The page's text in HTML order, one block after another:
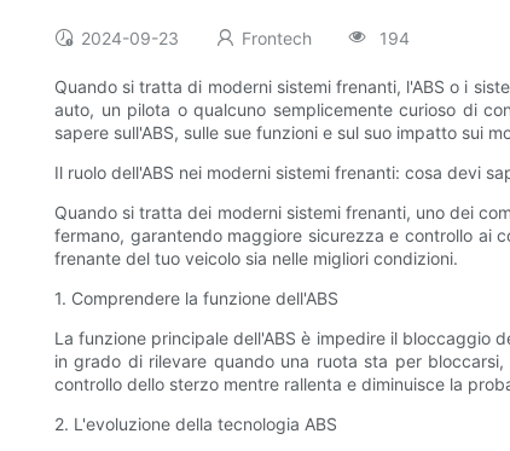
2024-09-23 Frontech 194
Quando si tratta di moderni sistemi frenanti, l'ABS o i
auto, un pilota o qualcuno semplicemente curioso di
sapere sull'ABS, sulle sue funzioni e sul suo impatto sui
Il ruolo dell'ABS nei moderni sistemi frenanti: cosa devi
Quando si tratta dei moderni sistemi frenanti, uno dei
fermano, garantendo maggiore sicurezza e controllo ai
frenante del tuo veicolo sia nelle migliori condizioni.
1. Comprendere la funzione dell'ABS
La funzione principale dell'ABS è impedire il bloccaggio
in grado di rilevare quando una ruota sta per
controllo dello sterzo mentre rallenta e diminuisce la
2. L'evoluzione della tecnologia ABS